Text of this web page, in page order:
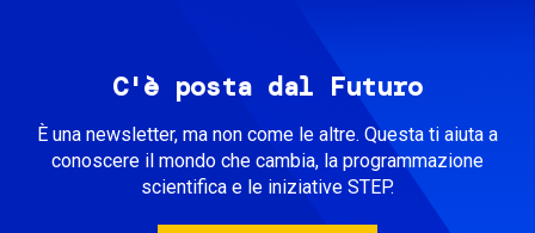
C'è posta dal Futuro
È una newsletter, ma non come le altre. Questa ti aiuta a
conoscere il mondo che cambia, la programmazione
scientifica e le iniziative STEP.